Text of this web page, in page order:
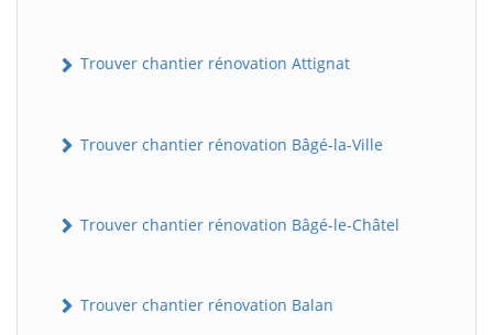
Trouver chantier rénovation Attignat
Trouver chantier rénovation Bâgé-la-Ville
Trouver chantier rénovation Bâgé-le-Châtel
Trouver chantier rénovation Balan